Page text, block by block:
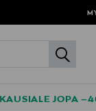
KAUSIALE JOPA